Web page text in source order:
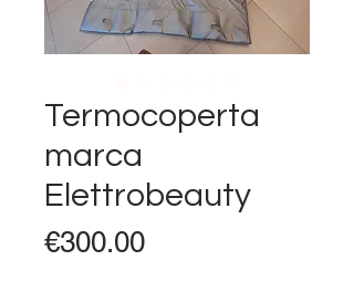
Termocoperta
marca
Elettrobeauty
€300.00Price